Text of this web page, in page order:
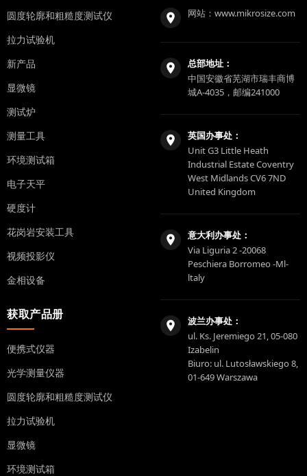
圆度轮廓和粗糙度测试仪
拉力试验机
新产品
显微镜
测试炉
测量工具
环境测试箱
电子天平
硬度计
花岗岩安装工具
视频投影仪
金相设备
获取产品册
便携式仪器
光学测量仪器
圆度轮廓和粗糙度测试仪
拉力试验机
显微镜
环境测试箱
网站： www.mikrosize.com
总部地址：
中国安徽省芜湖市瑞丰商博
城A-4035，邮编241000
英国办事处：
Unit G3 Little Heath
Industrial Estate Coventry
West Midlands CV6 7ND
United Kingdom
意大利办事处：
Via Liguria 2 -20068
Peschiera Borromeo -Ml-
ltaly
波兰办事处：
ul. Ks. Jeremiego 21, 05-080
Izabelin
Biuro: ul. Lutosławskiego 8,
01-649 Warszawa